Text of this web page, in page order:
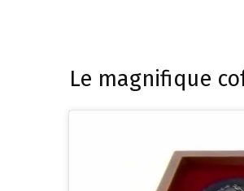
Le magnifique